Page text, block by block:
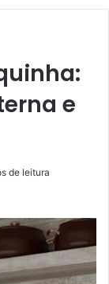
e
de leitura